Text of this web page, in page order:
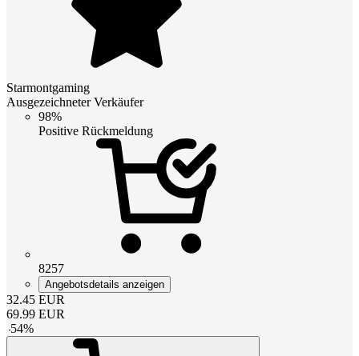
Starmontgaming
Ausgezeichneter Verkäufer
98%
Positive Rückmeldung
8257
Angebotsdetails anzeigen
32.45 EUR
69.99 EUR
-54%